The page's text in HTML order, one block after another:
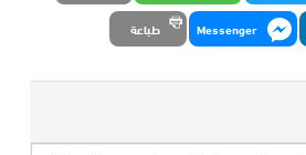
Messenger طباعة